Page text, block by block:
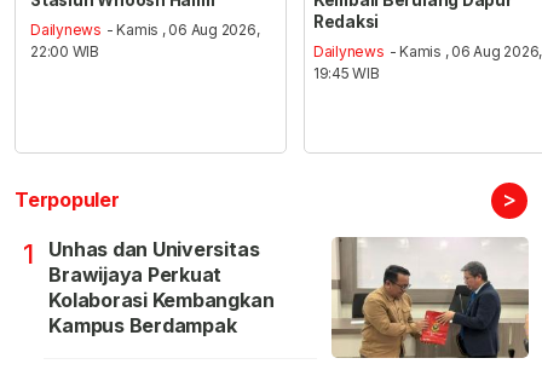
Dailynews - Kamis , 06 Aug 2026,
22:00 WIB
Redaksi
Dailynews - Kamis , 06 Aug 2026,
19:45 WIB
Terpopuler >
1
Unhas dan Universitas
Brawijaya Perkuat
Kolaborasi Kembangkan
Kampus Berdampak